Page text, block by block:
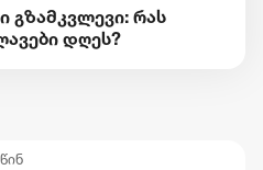
გზამკვლევი: რას
დღეს?